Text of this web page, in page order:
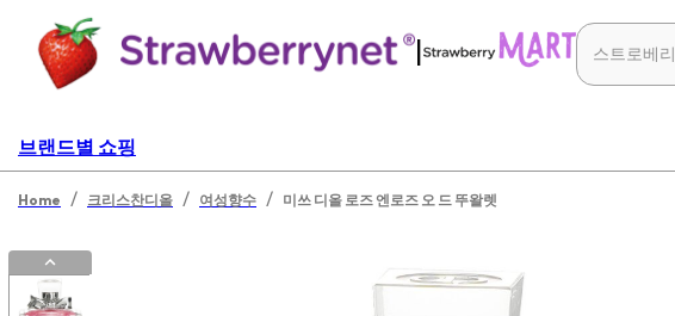
|
브랜드별 쇼핑
Home / 크리스찬디올 / 여성향수 / 미쓰 디올 로즈 엔로즈 오 드 뚜왈렛